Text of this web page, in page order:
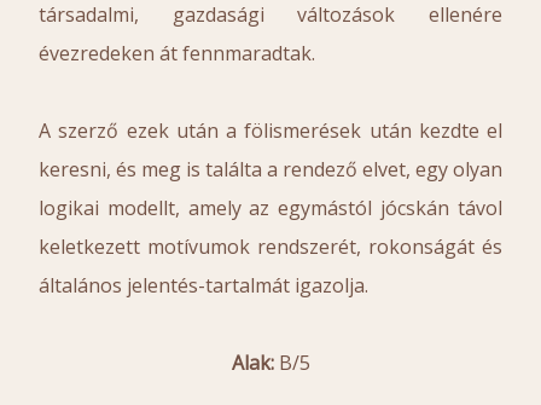
társadalmi, gazdasági változások ellenére
évezredeken át fennmaradtak.
A szerző ezek után a fölismerések után kezdte el
keresni, és meg is találta a rendező elvet, egy olyan
logikai modellt, amely az egymástól jócskán távol
keletkezett motívumok rendszerét, rokonságát és
általános jelentés-tartalmát igazolja.
Alak:B/5